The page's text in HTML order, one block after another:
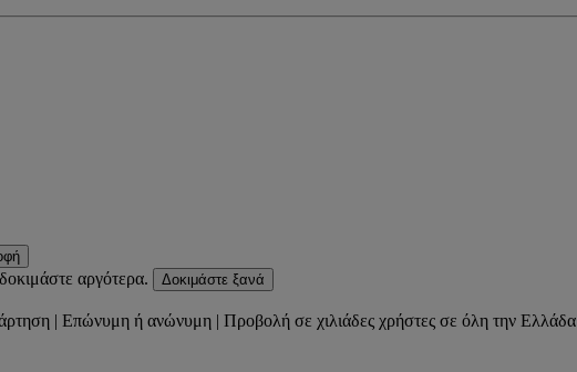
αργότερα. Δοκιμάστε ξανά
| Επώνυμη ή ανώνυμη | Προβολή σε χιλιάδες χρήστες σε όλη την Ελλάδα